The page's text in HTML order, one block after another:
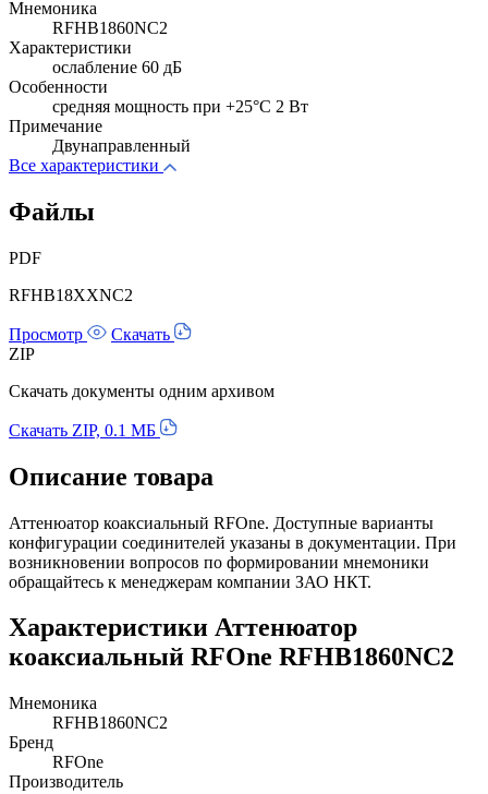
Мнемоника
RFHB1860NC2
Характеристики
ослабление 60 дБ
Особенности
cредняя мощность при +25°C 2 Вт
Примечание
Двунаправленный
Все характеристики
Файлы
PDF
RFHB18XXNC2
Просмотр
Скачать
ZIP
Скачать документы одним архивом
Скачать ZIP, 0.1 МБ
Описание товара
Аттенюатор коаксиальный RFOne. Доступные варианты
конфигурации соединителей указаны в документации. При
возникновении вопросов по формировании мнемоники
обращайтесь к менеджерам компании ЗАО НКТ.
Характеристики Аттенюатор
коаксиальный RFOne RFHB1860NC2
Мнемоника
RFHB1860NC2
Бренд
RFOne
Производитель